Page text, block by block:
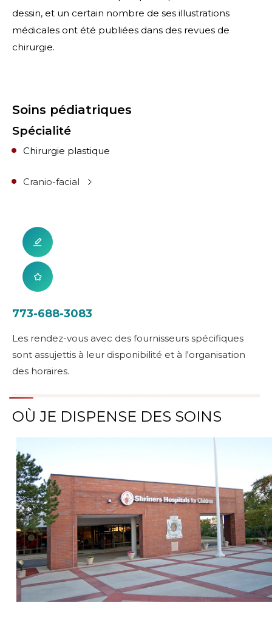
dessin, et un certain nombre de ses illustrations
médicales ont été publiées dans des revues de
chirurgie.
Soins pédiatriques
Spécialité
Chirurgie plastique
Cranio-facial
773-688-3083
Les rendez-vous avec des fournisseurs spécifiques
sont assujettis à leur disponibilité et à l'organisation
des horaires.
OÙ JE DISPENSE DES SOINS